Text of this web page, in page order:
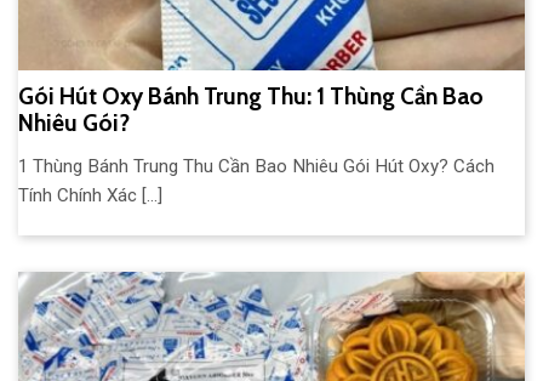
Gói Hút Oxy Bánh Trung Thu: 1 Thùng Cần Bao
Nhiêu Gói?
1 Thùng Bánh Trung Thu Cần Bao Nhiêu Gói Hút Oxy? Cách
Tính Chính Xác [...]